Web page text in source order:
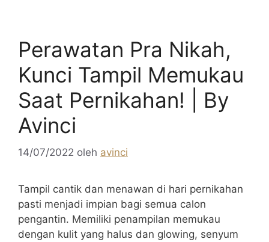
Perawatan Pra Nikah,
Kunci Tampil Memukau
Saat Pernikahan! | By
Avinci
14/07/2022 oleh avinci
Tampil cantik dan menawan di hari pernikahan
pasti menjadi impian bagi semua calon
pengantin. Memiliki penampilan memukau
dengan kulit yang halus dan glowing, senyum